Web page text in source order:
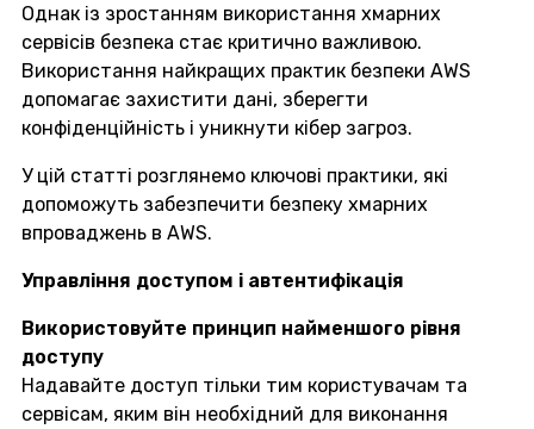
Однак із зростанням використання хмарних
сервісів безпека стає критично важливою.
Використання найкращих практик безпеки AWS
допомагає захистити дані, зберегти
конфіденційність і уникнути кібер загроз.
У цій статті розглянемо ключові практики, які
допоможуть забезпечити безпеку хмарних
впроваджень в AWS.
Управління доступом і автентифікація
Використовуйте принцип найменшого рівня
доступу
Надавайте доступ тільки тим користувачам та
сервісам, яким він необхідний для виконання